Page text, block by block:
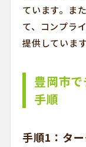
ています。ま
て、コンプラ
提供しています
豊岡市
手順
手順1：タ